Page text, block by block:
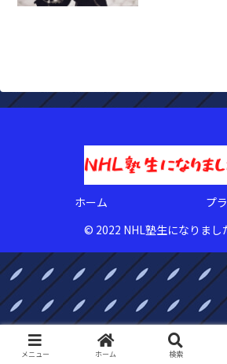
ホーム
プ
© 2022 NHL塾生になりまし
メニュー ホーム 検索